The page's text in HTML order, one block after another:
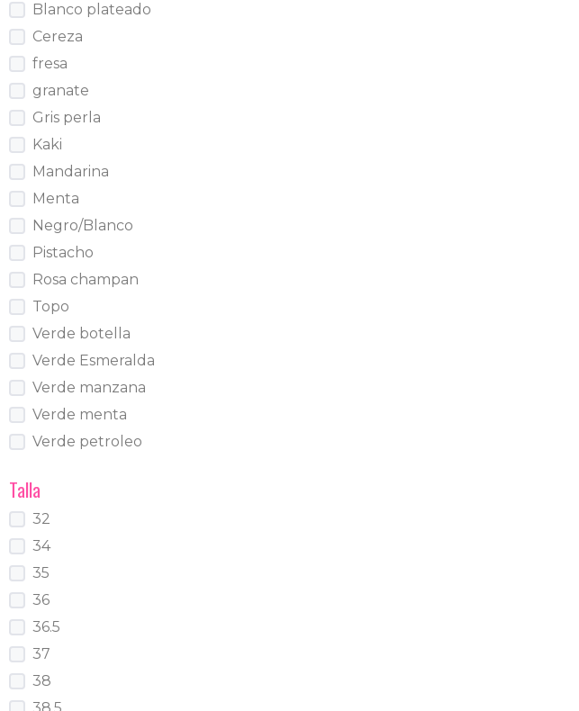
Blanco plateado
Cereza
fresa
granate
Gris perla
Kaki
Mandarina
Menta
Negro/Blanco
Pistacho
Rosa champan
Topo
Verde botella
Verde Esmeralda
Verde manzana
Verde menta
Verde petroleo
Talla
32
34
35
36
36.5
37
38